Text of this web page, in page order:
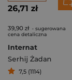
26,71 zł
39,90 zł - sugerowana
cena detaliczna
Internat
Serhij Żadan
7,5 (1114)